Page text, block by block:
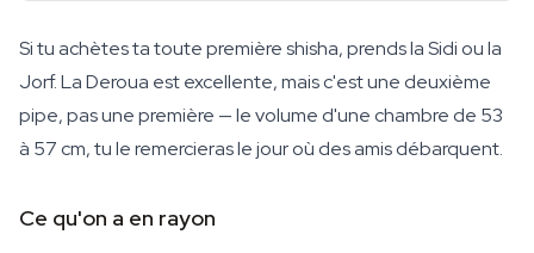
Si tu achètes ta toute première shisha, prends la Sidi ou la
Jorf. La Deroua est excellente, mais c'est une deuxième
pipe, pas une première — le volume d'une chambre de 53
à 57 cm, tu le remercieras le jour où des amis débarquent.
Ce qu'on a en rayon